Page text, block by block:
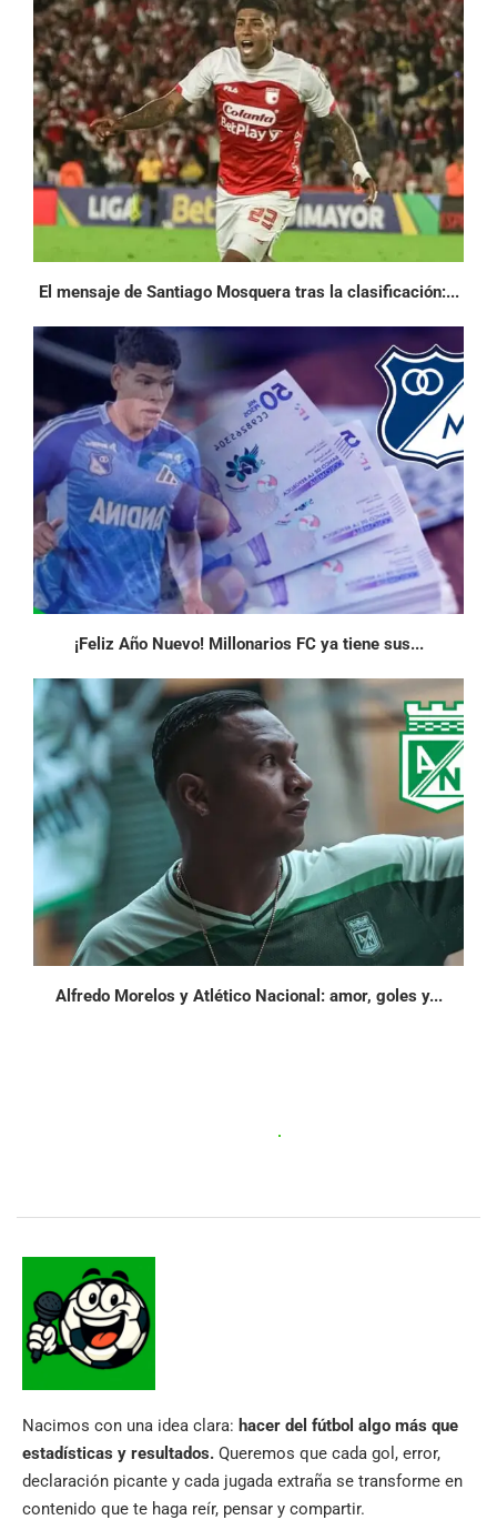
El mensaje de Santiago Mosquera tras la clasificación:...
¡Feliz Año Nuevo! Millonarios FC ya tiene sus...
Alfredo Morelos y Atlético Nacional: amor, goles y...
Nacimos con una idea clara: hacer del fútbol algo más que
estadísticas y resultados. Queremos que cada gol, error,
declaración picante y cada jugada extraña se transforme en
contenido que te haga reír, pensar y compartir.